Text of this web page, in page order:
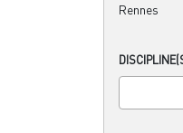
Rennes